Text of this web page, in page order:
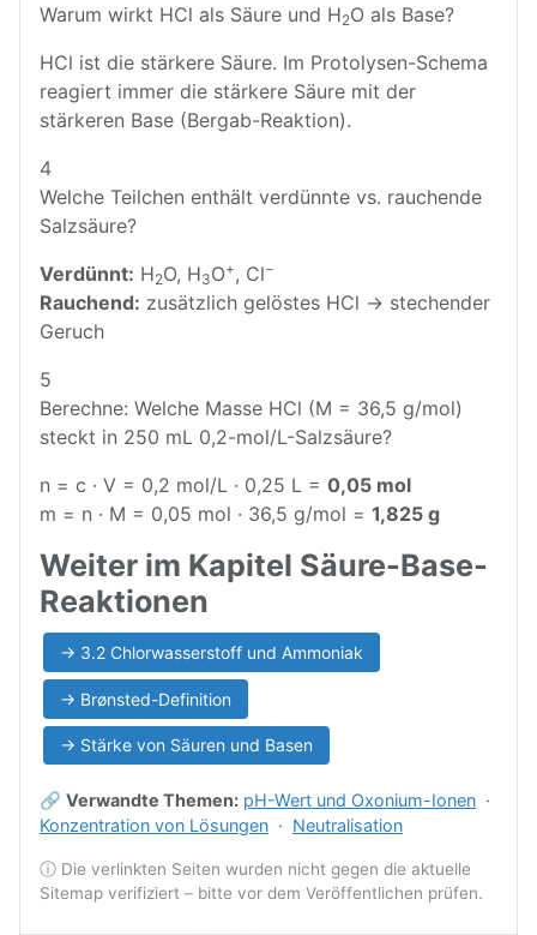
Warum wirkt HCl als Säure und H2O als Base?
HCl ist die stärkere Säure. Im Protolysen-Schema
reagiert immer die stärkere Säure mit der
stärkeren Base (Bergab-Reaktion).
4
Welche Teilchen enthält verdünnte vs. rauchende
Salzsäure?
Verdünnt: H2O, H3O+, Cl−
Rauchend: zusätzlich gelöstes HCl → stechender
Geruch
5
Berechne: Welche Masse HCl (M = 36,5 g/mol)
steckt in 250 mL 0,2-mol/L-Salzsäure?
n = c · V = 0,2 mol/L · 0,25 L = 0,05 mol
m = n · M = 0,05 mol · 36,5 g/mol = 1,825 g
Weiter im Kapitel Säure-Base-
Reaktionen
→ 3.2 Chlorwasserstoff und Ammoniak
→ Brønsted-Definition
→ Stärke von Säuren und Basen
🔗 Verwandte Themen: pH-Wert und Oxonium-Ionen ·
Konzentration von Lösungen · Neutralisation
ⓘ Die verlinkten Seiten wurden nicht gegen die aktuelle
Sitemap verifiziert – bitte vor dem Veröffentlichen prüfen.